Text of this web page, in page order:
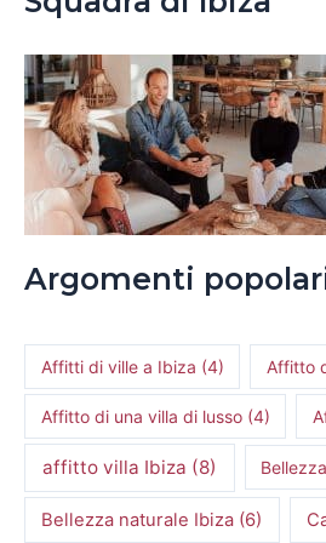
Argomenti
Affitti di ville a Ibiza (4) Affitto
Affitto di una villa di lusso(4)
affitto villa Ibiza (8)
Bellezza naturale Ibiza (6)